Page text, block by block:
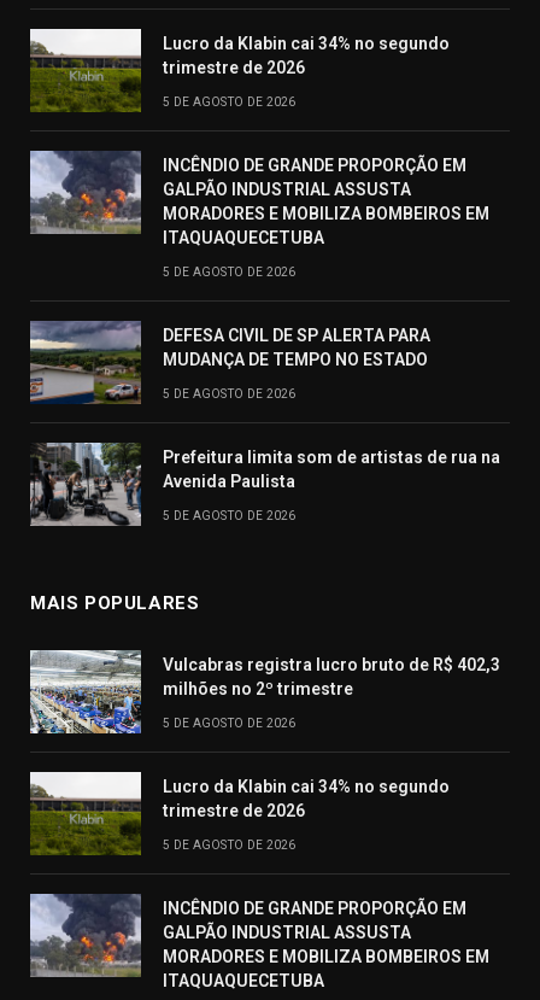
Lucro da Klabin cai 34% no segundo
trimestre de 2026
5 DE AGOSTO DE 2026
INCÊNDIO DE GRANDE PROPORÇÃO EM
GALPÃO INDUSTRIAL ASSUSTA
MORADORES E MOBILIZA BOMBEIROS EM
ITAQUAQUECETUBA
5 DE AGOSTO DE 2026
DEFESA CIVIL DE SP ALERTA PARA
MUDANÇA DE TEMPO NO ESTADO
5 DE AGOSTO DE 2026
Prefeitura limita som de artistas de rua na
Avenida Paulista
5 DE AGOSTO DE 2026
MAIS POPULARES
Vulcabras registra lucro bruto de R$ 402,3
milhões no 2º trimestre
5 DE AGOSTO DE 2026
Lucro da Klabin cai 34% no segundo
trimestre de 2026
5 DE AGOSTO DE 2026
INCÊNDIO DE GRANDE PROPORÇÃO EM
GALPÃO INDUSTRIAL ASSUSTA
MORADORES E MOBILIZA BOMBEIROS EM
ITAQUAQUECETUBA